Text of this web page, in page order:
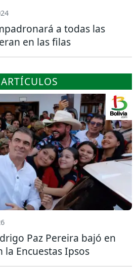
a todas las
en las filas
Paz Pereira bajó en
la Encuestas Ipsos